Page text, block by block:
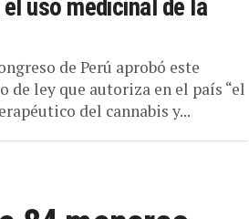
de Perú aprobó este
de ley que autoriza en el país “el
del cannabis y...